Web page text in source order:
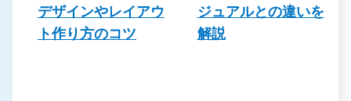
デザインやレイアウ
ト作り方のコツ
ジュアルとの違いを
解説